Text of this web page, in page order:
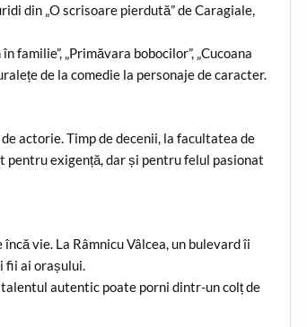
din „O scrisoare pierdută” de Caragiale,
familie”, „Primăvara bobocilor”, „Cucoana
de la comedie la personaje de caracter.
actorie. Timp de decenii, la facultatea de
exigență, dar și pentru felul pasionat
vie. La Râmnicu Vâlcea, un bulevard îi
fii ai orașului.
talentul autentic poate porni dintr-un colț de